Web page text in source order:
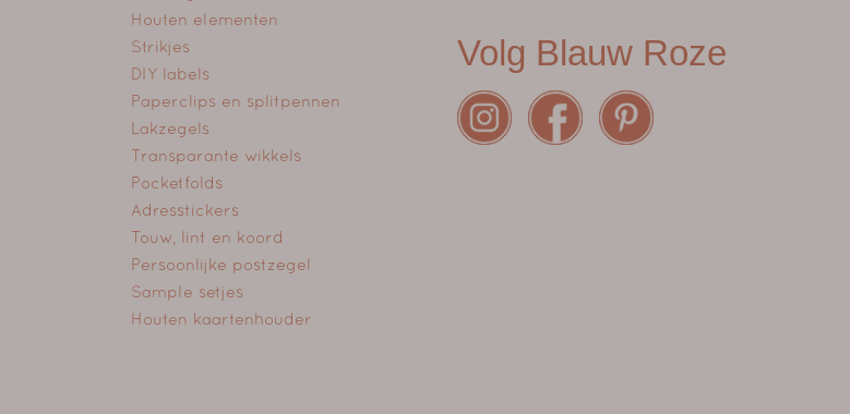
Houten elementen
Strikjes
DIY labels
Paperclips en splitpennen
Lakzegels
Transparante wikkels
Pocketfolds
Adresstickers
Touw, lint en koord
Persoonlijke postzegel
Sample setjes
Houten kaartenhouder
Volg Blauw Roze